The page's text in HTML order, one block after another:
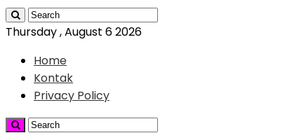
Thursday , August 6 2026
Home
Kontak
Privacy Policy